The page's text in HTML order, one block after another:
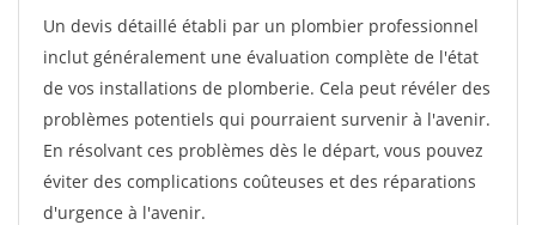
Un devis détaillé établi par un plombier professionnel
inclut généralement une évaluation complète de l'état
de vos installations de plomberie. Cela peut révéler des
problèmes potentiels qui pourraient survenir à l'avenir.
En résolvant ces problèmes dès le départ, vous pouvez
éviter des complications coûteuses et des réparations
d'urgence à l'avenir.